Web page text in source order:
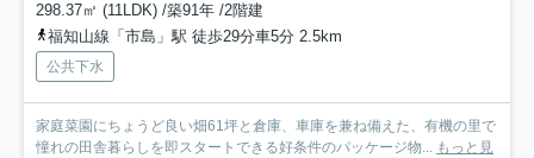
298.37㎡ (11LDK) /築91年 /2階建
福知山線「市島」駅 徒歩29分車5分 2.5km
公共下水
家庭菜園にちょうど良い畑61坪と倉庫、車庫を兼ね備えた、有機の里で
憧れの田舎暮らしを即スタートできる好条件のパッケージ物... もっと見